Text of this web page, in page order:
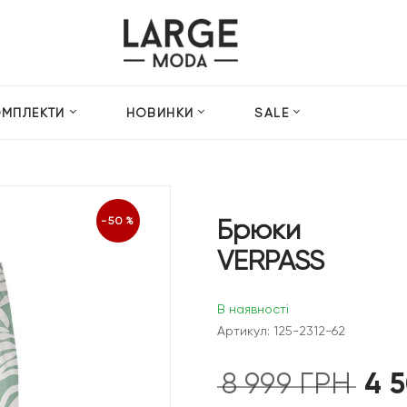
НОВИНКИ SALE
-50%
Брюки
VERPASS
В наявності
Артикул: 125-2312-62
8 999ГРН 4